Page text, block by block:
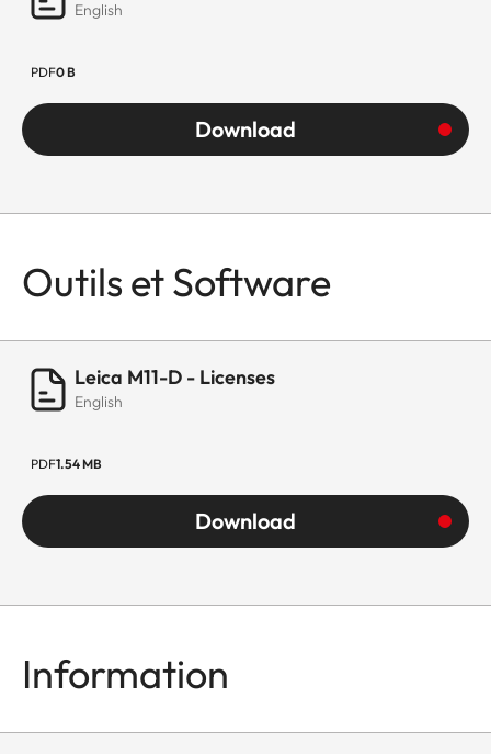
English
PDF0 B
Download
Outils et Software
Leica M11-D - Licenses
English
PDF1.54 MB
Download
Information